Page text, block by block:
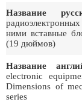
Название
ними вставные
(19 дюймов)
Название
electronic
Dimensions of
series